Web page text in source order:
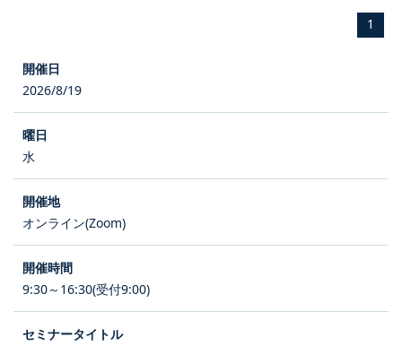
1
2026/8/19
水
オンライン(Zoom)
9:30～16:30(受付9:00)